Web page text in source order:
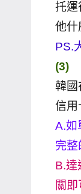
落
客
及
旅
遊
雜
專
欄、
觀
光
托運
他什
PS.
(3)
韓國
信用
A.如
完整
B.達
關即